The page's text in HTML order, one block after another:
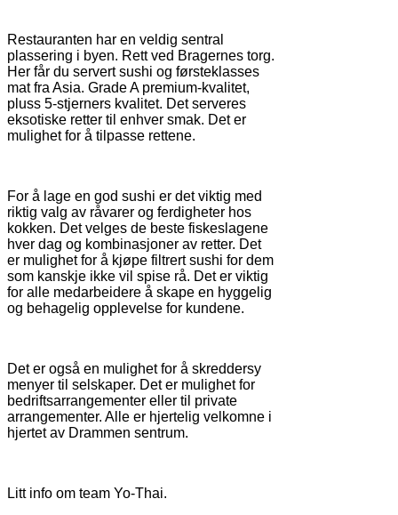
Restauranten har en veldig sentral
plassering i byen. Rett ved Bragernes torg.
Her får du servert sushi og førsteklasses
mat fra Asia. Grade A premium-kvalitet,
pluss 5-stjerners kvalitet. Det serveres
eksotiske retter til enhver smak. Det er
mulighet for å tilpasse rettene.
For å lage en god sushi er det viktig med
riktig valg av råvarer og ferdigheter hos
kokken. Det velges de beste fiskeslagene
hver dag og kombinasjoner av retter. Det
er mulighet for å kjøpe filtrert sushi for dem
som kanskje ikke vil spise rå. Det er viktig
for alle medarbeidere å skape en hyggelig
og behagelig opplevelse for kundene.
Det er også en mulighet for å skreddersy
menyer til selskaper. Det er mulighet for
bedriftsarrangementer eller til private
arrangementer. Alle er hjertelig velkomne i
hjertet av Drammen sentrum.
Litt info om team Yo-Thai.